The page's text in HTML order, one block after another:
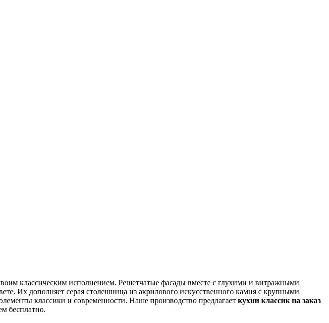
классическим исполнением. Решетчатые фасады вместе с глухими и витражными
Их дополняет серая столешница из акрилового искусственного камня с крупными
классики и современности. Наше производство предлагает кухни классик на заказ
бесплатно.